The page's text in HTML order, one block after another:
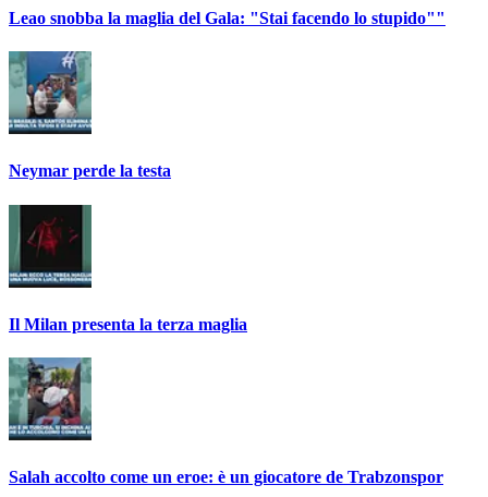
Leao snobba la maglia del Gala: "Stai facendo lo stupido""
Neymar perde la testa
Il Milan presenta la terza maglia
Salah accolto come un eroe: è un giocatore de Trabzonspor